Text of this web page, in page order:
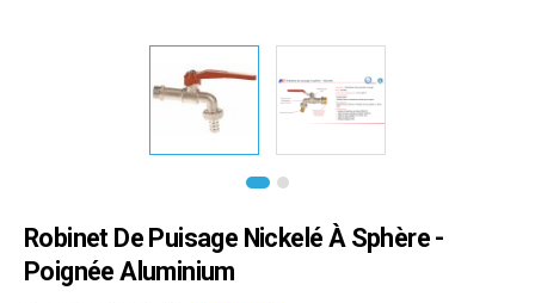
Robinet De Puisage Nickelé À Sphère -
Poignée Aluminium